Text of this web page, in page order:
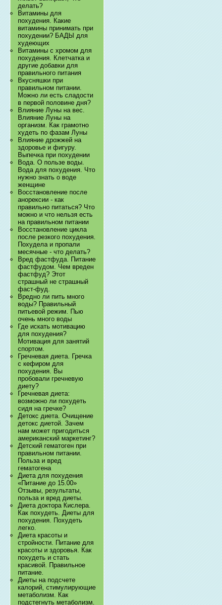
делать?
Витамины для
похудения. Какие
витамины принимать при
похудении? БАДЫ для
худеющих
Витамины с хромом для
похудения. Клетчатка и
другие добавки для
правильного питания
Вкусняшки при
правильном питании.
Можно ли есть сладости
в первой половине дня?
Влияние Луны на вес.
Влияние Луны на
организм. Как грамотно
худеть по фазам Луны
Влияние дрожжей на
здоровье и фигуру.
Выпечка при похудении
Вода. О пользе воды.
Вода для похудения. Что
нужно знать о воде
женщине
Восстановление после
анорексии - как
правильно питаться? Что
можно и что нельзя есть
на правильном питании
Восстановление цикла
после резкого похудения.
Похудела и пропали
месячные - что делать?
Вред фастфуда. Питание
фастфудом. Чем вреден
фастфуд? Этот
страшный не страшный
фаст-фуд.
Вредно ли пить много
воды? Правильный
питьевой режим. Пью
очень много воды
Где искать мотивацию
для похудения?
Мотивация для занятий
спортом.
Гречневая диета. Гречка
с кефиром для
похудения. Вы
пробовали гречневую
диету?
Гречневая диета:
возможно ли похудеть
сидя на гречке?
Детокс диета. Очищение
детокс диетой. Зачем
нам может пригодиться
американский маркетинг?
Детский гематоген при
правильном питании.
Польза и вред
гематогена
Диета для похудения
«Питание до 15.00»
Отзывы, результаты,
польза и вред диеты.
Диета доктора Кислера.
Как похудеть. Диеты для
похудения. Похудеть
легко.
Диета красоты и
стройности. Питание для
красоты и здоровья. Как
похудеть и стать
красивой. Правильное
питание.
Диеты на подсчете
калорий, стимулирующие
метаболизм. Как
подстегнуть метаболизм.